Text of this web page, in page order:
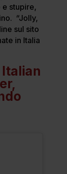
e stupire,
“Jolly,
sul sito
in Italia